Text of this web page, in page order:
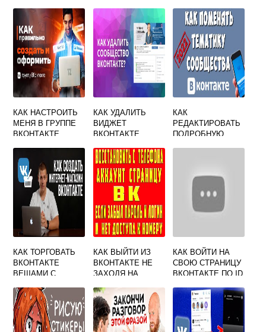
КАК НАСТРОИТЬ
МЕНЯ В ГРУППЕ
ВКОНТАКТЕ
КАК УДАЛИТЬ
ВИДЖЕТ
ВКОНТАКТЕ
КАК
РЕДАКТИРОВАТЬ
ПОДРОБНУЮ
КАК ТОРГОВАТЬ
ВКОНТАКТЕ
ВЕЩАМИ С
КАК ВЫЙТИ ИЗ
ВКОНТАКТЕ НЕ
ЗАХОДЯ НА
КАК ВОЙТИ НА
СВОЮ СТРАНИЦУ
ВКОНТАКТЕ ПО ID